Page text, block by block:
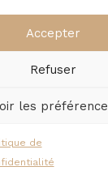
Accepter
Refuser
les
de